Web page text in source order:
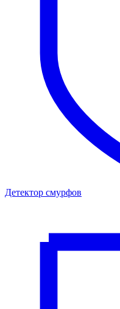
Детектор смурфов